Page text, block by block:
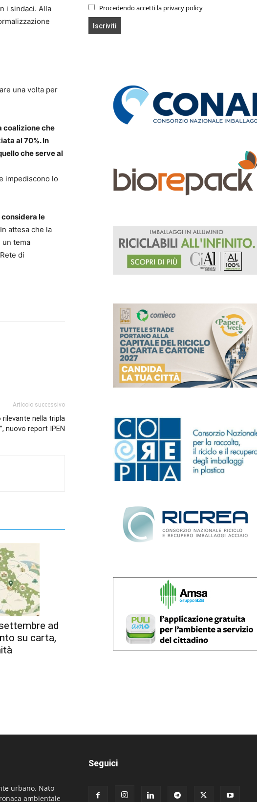
i sindaci. Alla
una volta per
coalizione che
al 70%. In
che serve al
impediscono lo
le
attesa che la
un tema
di
Articolo successivo
rilevante nella tripla
nuovo report IPEN
ad
su carta,
Procedendo accetti la privacy policy
urbano. Nato
ambientale
Seguici